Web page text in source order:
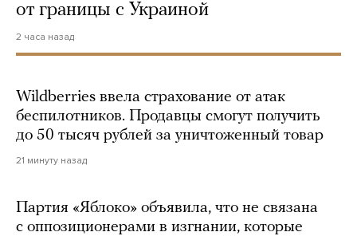
от границы с Украиной
2 часа назад
Wildberries ввела страхование от атак
беспилотников. Продавцы смогут получить
до 50 тысяч рублей за уничтоженный товар
21 минуту назад
Партия «Яблоко» объявила, что не связана
с оппозиционерами в изгнании, которые